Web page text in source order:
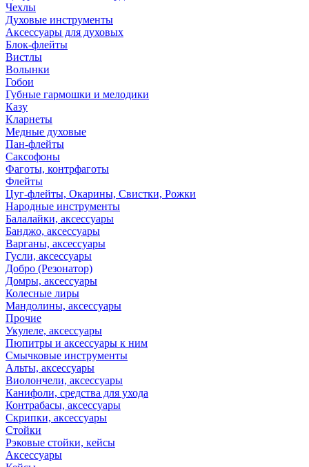
Чехлы
Духовые инструменты
Аксессуары для духовых
Блок-флейты
Вистлы
Волынки
Гобои
Губные гармошки и мелодики
Казу
Кларнеты
Медные духовые
Пан-флейты
Саксофоны
Фаготы, контрфаготы
Флейты
Цуг-флейты, Окарины, Свистки, Рожки
Народные инструменты
Балалайки, аксессуары
Банджо, аксессуары
Варганы, аксессуары
Гусли, аксессуары
Добро (Резонатор)
Домры, аксессуары
Колесные лиры
Мандолины, аксессуары
Прочие
Укулеле, аксессуары
Пюпитры и аксессуары к ним
Смычковые инструменты
Альты, аксессуары
Виолончели, аксессуары
Канифоли, средства для ухода
Контрабасы, аксессуары
Скрипки, аксессуары
Стойки
Рэковые стойки, кейсы
Аксессуары